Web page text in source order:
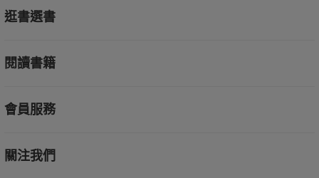
逛書選書
閱讀書籍
會員服務
關注我們